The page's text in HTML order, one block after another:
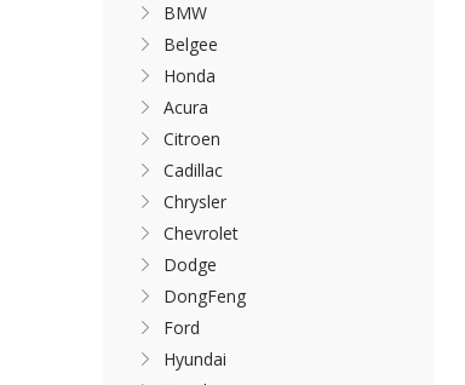
BMW
Belgee
Honda
Acura
Citroen
Cadillac
Chrysler
Chevrolet
Dodge
DongFeng
Ford
Hyundai